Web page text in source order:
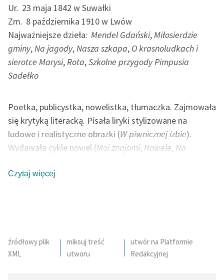
Ur. 23 maja 1842 w Suwałki
Zm. 8 października 1910 w Lwów
Najważniejsze dzieła: Mendel Gdański,Miłosierdzie
gminy,Na jagody,Nasza szkapa, O krasnoludkach i
sierotce Marysi,Rota,Szkolne przygody Pimpusia
Sadełko
Poetka, publicystka, nowelistka, tłumaczka. Zajmowała
się krytyką literacką. Pisała liryki stylizowane na
ludowe i realistyczne obrazki (W piwnicznej izbie).
Wydawała cykle nowel (Moi znajomi, Nowele, Na
bajki ( Na jagody
Europie (Italia). Ostatnie lata życia poświęciła
poematowi
Pan Balcer w Brazylii .
Czytaj więcej
źródłowy plik
XML
miksuj treść
utworu
utwór na Platformie
Redakcyjnej